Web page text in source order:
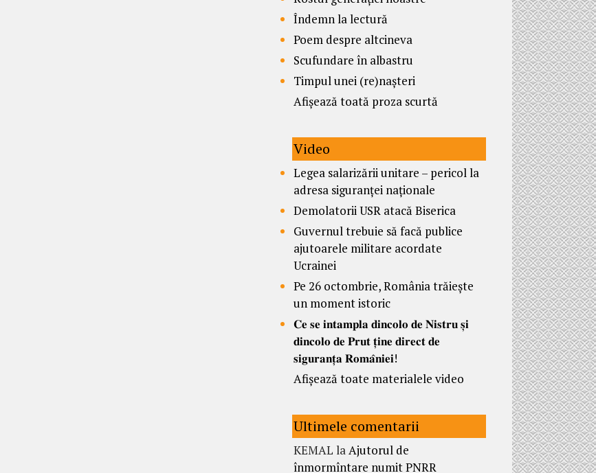
Îndemn la lectură
Poem despre altcineva
Scufundare în albastru
Timpul unei (re)nașteri
Afișează toată proza scurtă
Video
Legea salarizării unitare – pericol la
adresa siguranței naționale
Demolatorii USR atacă Biserica
Guvernul trebuie să facă publice
ajutoarele militare acordate
Ucrainei
Pe 26 octombrie, România trăiește
un moment istoric
𝐂𝐞 𝐬𝐞 𝐢𝐧𝐭𝐚𝐦𝐩𝐥𝐚 𝐝𝐢𝐧𝐜𝐨𝐥𝐨 𝐝𝐞 𝐍𝐢𝐬𝐭𝐫𝐮 𝐬̦𝐢
𝐝𝐢𝐧𝐜𝐨𝐥𝐨 𝐝𝐞 𝐏𝐫𝐮𝐭 𝐭̦𝐢𝐧𝐞 𝐝𝐢𝐫𝐞𝐜𝐭 𝐝𝐞
𝐬𝐢𝐠𝐮𝐫𝐚𝐧𝐭̦𝐚 𝐑𝐨𝐦𝐚̂𝐧𝐢𝐞𝐢!
Afișează toate materialele video
Ultimele comentarii
KEMAL laAjutorul de
înmormîntare numit PNRR